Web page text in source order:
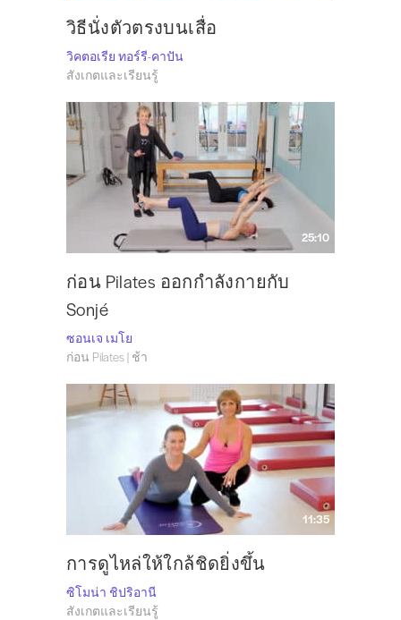
วิธีนั่งตัวตรงบนเสื่อ
วิคตอเรีย ทอร์รี-คาปัน
สังเกตและเรียนรู้
25:10
ก่อน Pilates ออกกำลังกายกับ
Sonjé
ซอนเจ เมโย
ก่อน Pilates | ช้า
11:35
การดูไหล่ให้ใกล้ชิดยิ่งขึ้น
ซิโมน่า ชิปริอานี
สังเกตและเรียนรู้